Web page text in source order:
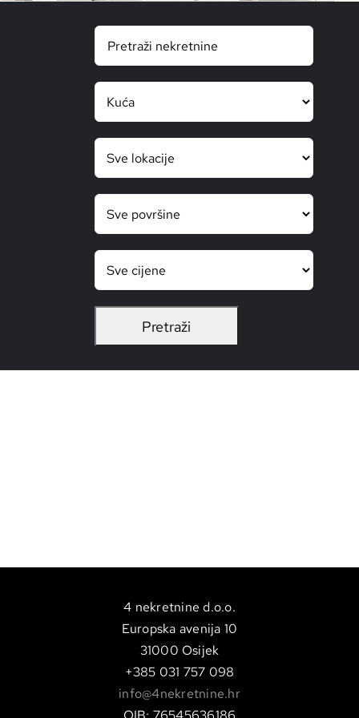
KONTAKT
4 nekretnine d.o.o.
Europska avenija 10
31000 Osijek
+385 031 757 098
info@4nekretnine.hr